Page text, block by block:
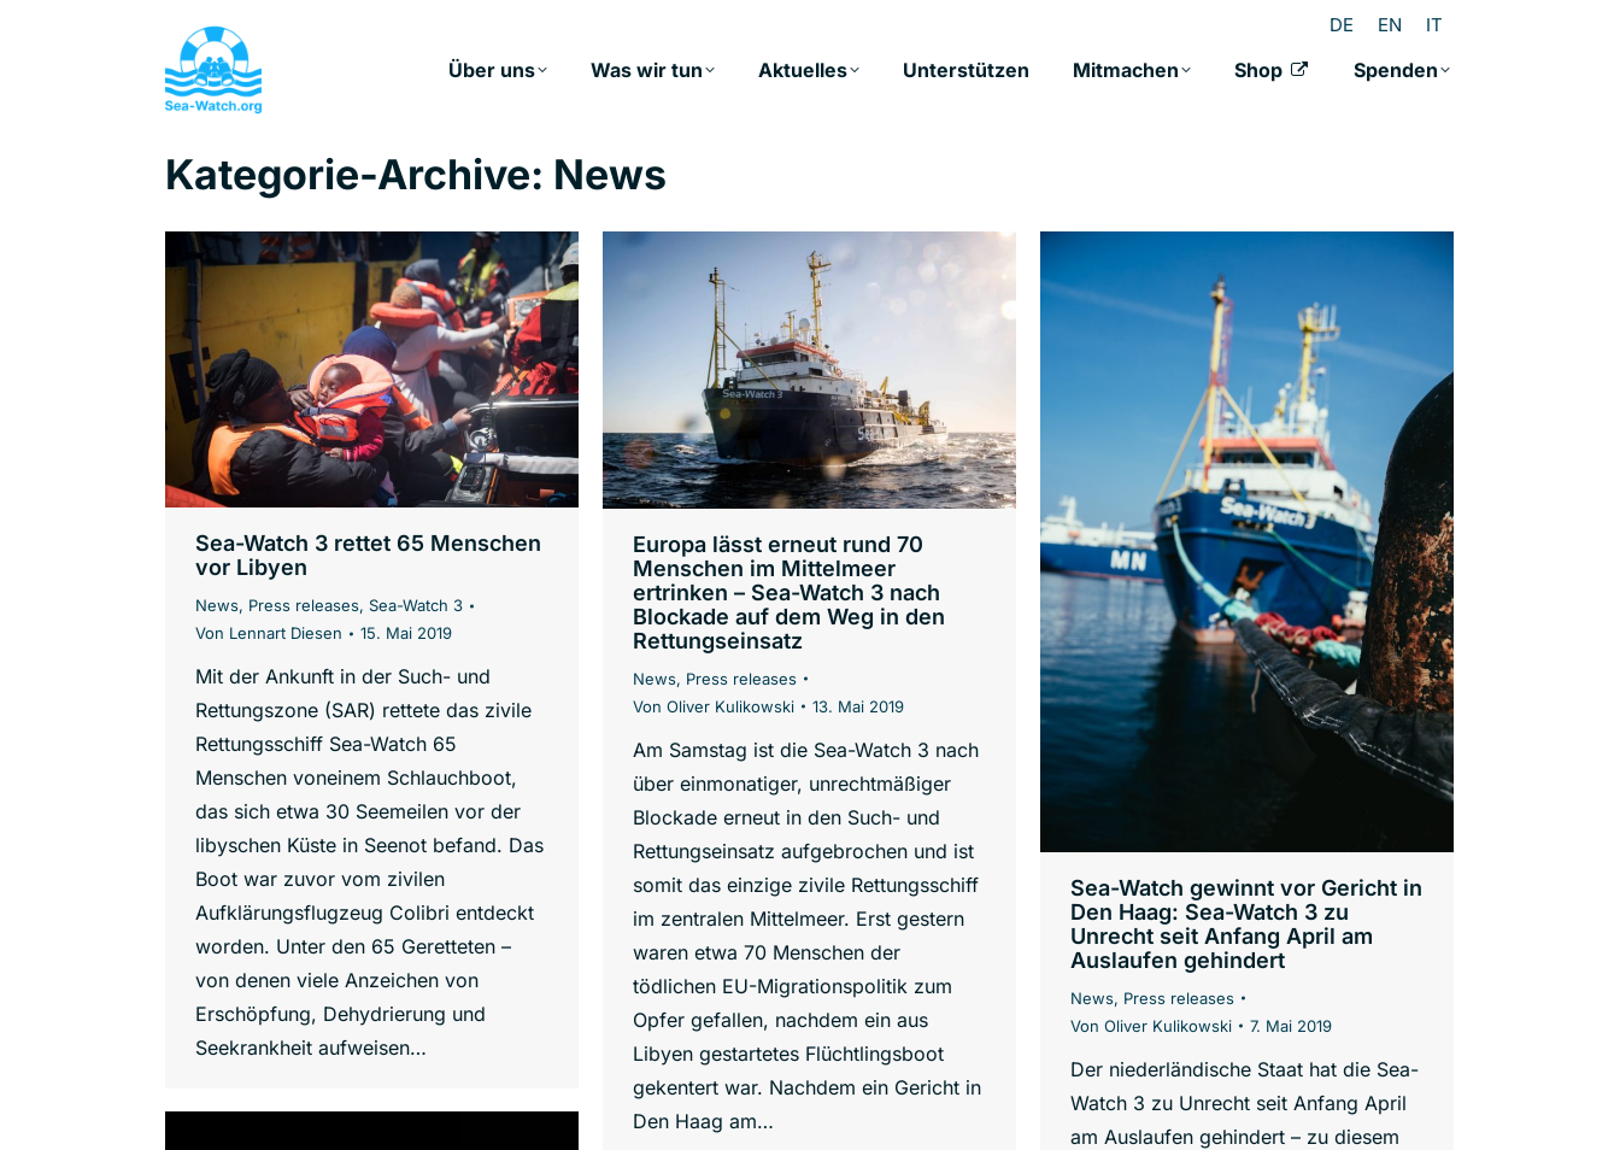
DE EN IT
Über uns Was wir tun Aktuelles Unterstützen Mitmachen Shop Spenden
Kategorie-Archive: News
Sea-Watch 3 rettet 65 Menschen
vor Libyen
News, Press releases, Sea-Watch 3
Von Lennart Diesen 15. Mai 2019
Mit der Ankunft in der Such- und
Rettungszone (SAR) rettete das zivile
Rettungsschiff Sea-Watch 65
Menschen voneinem Schlauchboot,
das sich etwa 30 Seemeilen vor der
libyschen Küste in Seenot befand. Das
Boot war zuvor vom zivilen
Aufklärungsflugzeug Colibri entdeckt
worden. Unter den 65 Geretteten –
von denen viele Anzeichen von
Erschöpfung, Dehydrierung und
Seekrankheit aufweisen…
Europa lässt erneut rund 70
Menschen im Mittelmeer
ertrinken – Sea-Watch 3 nach
Blockade auf dem Weg in den
Rettungseinsatz
News, Press releases
Von Oliver Kulikowski 13. Mai 2019
Am Samstag ist die Sea-Watch 3 nach
über einmonatiger, unrechtmäßiger
Blockade erneut in den Such- und
Rettungseinsatz aufgebrochen und ist
somit das einzige zivile Rettungsschiff
im zentralen Mittelmeer. Erst gestern
waren etwa 70 Menschen der
tödlichen EU-Migrationspolitik zum
Opfer gefallen, nachdem ein aus
Libyen gestartetes Flüchtlingsboot
gekentert war. Nachdem ein Gericht in
Den Haag am…
Sea-Watch gewinnt vor Gericht in
Den Haag: Sea-Watch 3 zu
Unrecht seit Anfang April am
Auslaufen gehindert
News, Press releases
Von Oliver Kulikowski 7. Mai 2019
Der niederländische Staat hat die Sea-
Watch 3 zu Unrecht seit Anfang April
am Auslaufen gehindert – zu diesem